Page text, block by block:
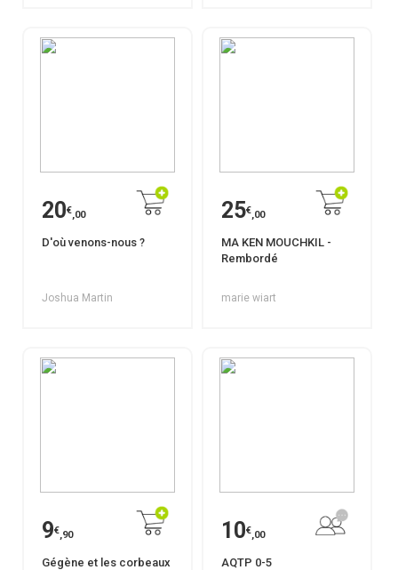
20€,00
D'où venons-nous ?
Joshua Martin
25€,00
MA KEN MOUCHKIL -
Rembordé
marie wiart
9€,90
Gégène et les corbeaux
10€,00
AQTP 0-5